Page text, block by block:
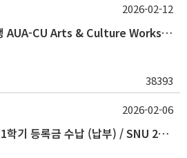
(~2/19) 아시아대학연맹 AUA-CU Arts & Culture Workshop Camp 2026 참가자 선발 안내
38393
2026-02-12
(2/20~) 2026학년도 제1학기 등록금 수납 (납부) / SNU 26-1 Tuition fee payment notice
2026-02-06